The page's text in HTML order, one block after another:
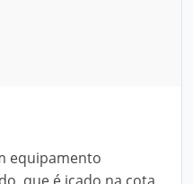
equipamento